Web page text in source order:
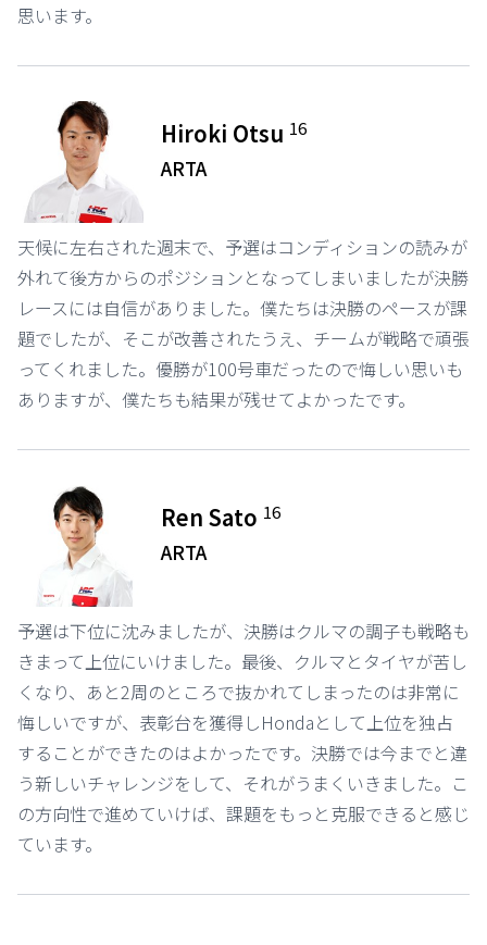
思います。
Hiroki Otsu 16
ARTA
天候に左右された週末で、予選はコンディションの読みが
外れて後方からのポジションとなってしまいましたが決勝
レースには自信がありました。僕たちは決勝のペースが課
題でしたが、そこが改善されたうえ、チームが戦略で頑張
ってくれました。優勝が100号車だったので悔しい思いも
ありますが、僕たちも結果が残せてよかったです。
Ren Sato 16
ARTA
予選は下位に沈みましたが、決勝はクルマの調子も戦略も
きまって上位にいけました。最後、クルマとタイヤが苦し
くなり、あと2周のところで抜かれてしまったのは非常に
悔しいですが、表彰台を獲得しHondaとして上位を独占
することができたのはよかったです。決勝では今までと違
う新しいチャレンジをして、それがうまくいきました。こ
の方向性で進めていけば、課題をもっと克服できると感じ
ています。